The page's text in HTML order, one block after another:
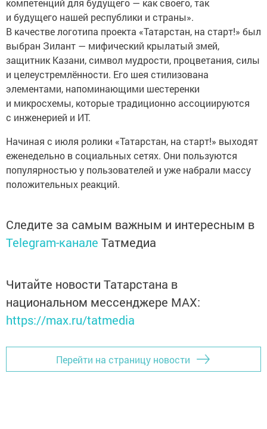
компетенций для будущего — как своего, так
и будущего нашей республики и страны».
В качестве логотипа проекта «Татарстан, на старт!» был
выбран Зилант — мифический крылатый змей,
защитник Казани, символ мудрости, процветания, силы
и целеустремлённости. Его шея стилизована
элементами, напоминающими шестеренки
и микросхемы, которые традиционно ассоциируются
с инженерией и ИТ.
Начиная с июля ролики «Татарстан, на старт!» выходят
еженедельно в социальных сетях. Они пользуются
популярностью у пользователей и уже набрали массу
положительных реакций.
Следите за самым важным и интересным в
Telegram-канале Татмедиа
Читайте новости Татарстана в
национальном мессенджере MАХ:
https://max.ru/tatmedia
Перейти на страницу новости